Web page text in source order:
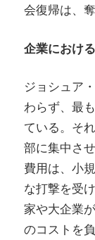
会復帰は、
企業におけ
ジョシュア
わらず、最
ている。そ
部に集中さ
費用は、小
な打撃を受
家や大企業
のコストを